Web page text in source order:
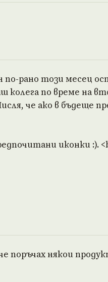
рано този месец
колега по време на
че ако в бъдеще
иконки :).
поръчах някои